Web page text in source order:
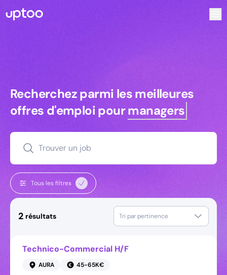
Recherchez parmi les meilleures
Recherchez parmi les meilleures
offres d'emploi pourmanagers
Trouver un job
Tous les filtres
2 résultats Tri par pertinence
Technico-Commercial H/F
AURA
45-65K€